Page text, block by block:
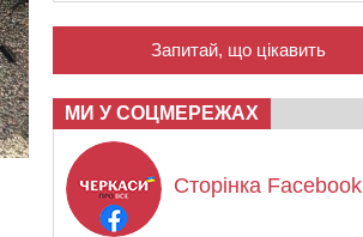
Запитай, що цікавить
МИ У СОЦМЕРЕЖАХ
Сторінка Facebook